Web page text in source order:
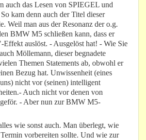
auch das Lesen von SPIEGEL und
kam denn auch der Titel dieser
Weil man aus der Resonanz der o.g.
BMW M5 schließen kann, dass er
auslöst. - Ausgelöst hat! - Wie Sie
Möllemann, dieser begnadete
Themen Statements ab, obwohl er
Bezug hat. Unwissenheit (eines
nicht vor (seinen) intelligent
Auch nicht vor denen von
- Aber nun zur BMW M5-
wie sonst auch. Man überlegt, wie
vorbereiten sollte. Und wie zur